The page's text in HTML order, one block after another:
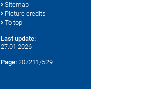
Sitemap
Picture credits
To top
Last update:
27.01.2026
Page: 207211/529